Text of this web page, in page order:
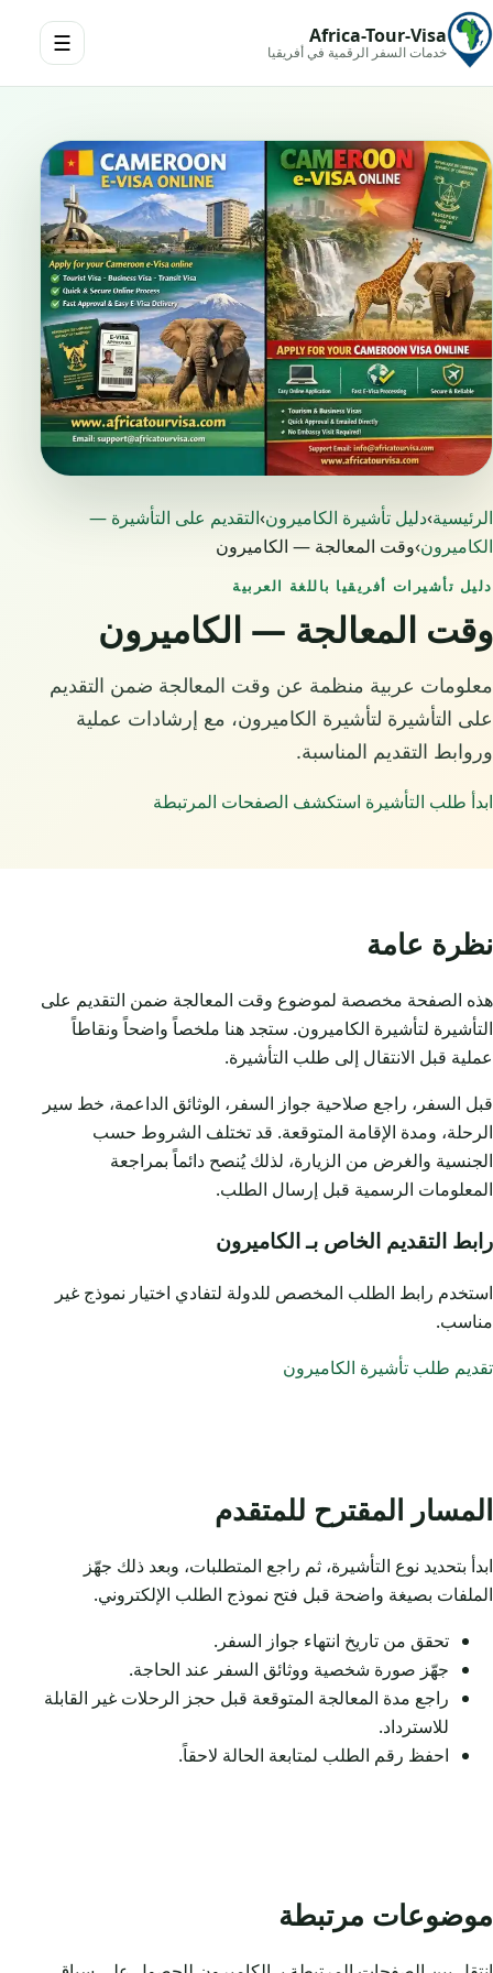
Africa-Tour-Visa
خدمات السفر الرقمية في أفريقيا ☰
الرئيسية›دليل تأشيرة الكاميرون›التقديم على التأشيرة —
الكاميرون›وقت المعالجة — الكاميرون
دليل تأشيرات أفريقيا باللغة العربية
وقت المعالجة — الكاميرون
معلومات عربية منظمة عن وقت المعالجة ضمن التقديم
على التأشيرة لتأشيرة الكاميرون، مع إرشادات عملية
وروابط التقديم المناسبة.
ابدأ طلب التأشيرة استكشف الصفحات المرتبطة
نظرة عامة
هذه الصفحة مخصصة لموضوع وقت المعالجة ضمن التقديم على
التأشيرة لتأشيرة الكاميرون. ستجد هنا ملخصاً واضحاً ونقاطاً
عملية قبل الانتقال إلى طلب التأشيرة.
قبل السفر، راجع صلاحية جواز السفر، الوثائق الداعمة، خط سير
الرحلة، ومدة الإقامة المتوقعة. قد تختلف الشروط حسب
الجنسية والغرض من الزيارة، لذلك يُنصح دائماً بمراجعة
المعلومات الرسمية قبل إرسال الطلب.
رابط التقديم الخاص بـ الكاميرون
استخدم رابط الطلب المخصص للدولة لتفادي اختيار نموذج غير
مناسب.
تقديم طلب تأشيرة الكاميرون
المسار المقترح للمتقدم
ابدأ بتحديد نوع التأشيرة، ثم راجع المتطلبات، وبعد ذلك جهّز
الملفات بصيغة واضحة قبل فتح نموذج الطلب الإلكتروني.
تحقق من تاريخ انتهاء جواز السفر.
جهّز صورة شخصية ووثائق السفر عند الحاجة.
راجع مدة المعالجة المتوقعة قبل حجز الرحلات غير القابلة
للاسترداد.
احفظ رقم الطلب لمتابعة الحالة لاحقاً.
موضوعات مرتبطة